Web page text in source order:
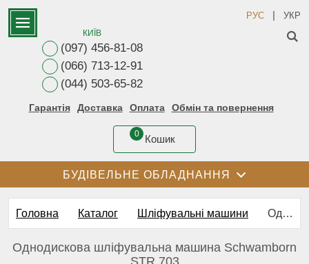
КИЇВ
(097) 456-81-08
(066) 713-12-91
(044) 503-65-82
Гарантія Доставка Оплата Обмін та повернення
0 Кошик
РУС | УКР
БУДІВЕЛЬНЕ ОБЛАДНАННЯ
Головна Каталог Шліфувальні машини Однодискова шліфувальна машина Schwamborn STR 703
Однодискова шліфувальна машина Schwamborn
STR 703